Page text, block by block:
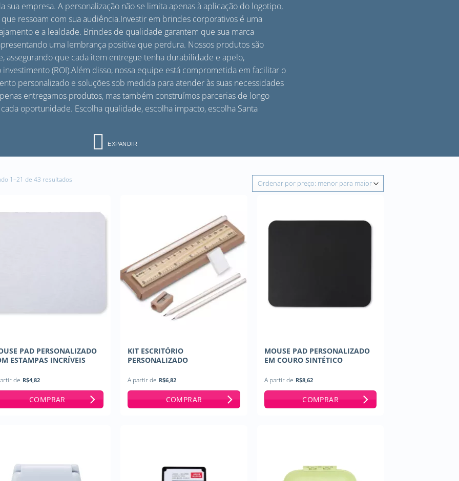
EXPANDIR
empresa. A personalização não se limita apenas à aplicação do logotipo,
ressoam com sua audiência.Investir em brindes corporativos é uma
e a lealdade. Brindes de qualidade garantem que sua marca
uma lembrança positiva que perdura. Nossos produtos são
assegurando que cada item entregue tenha durabilidade e apelo,
(ROI).Além disso, nossa equipe está comprometida em facilitar o
personalizado e soluções sob medida para atender às suas necessidades
entregamos produtos, mas também construímos parcerias de longo
oportunidade. Escolha qualidade, escolha impacto, escolha Santa
1–21 de 43 resultados
PAD PERSONALIZADO
ESTAMPAS INCRÍVEIS
de R$4,82
COMPRAR
KIT ESCRITÓRIO
PERSONALIZADO
A partir de R$6,82
COMPRAR
MOUSE PAD PERSONALIZADO
EM COURO SINTÉTICO
A partir de R$8,62
COMPRAR